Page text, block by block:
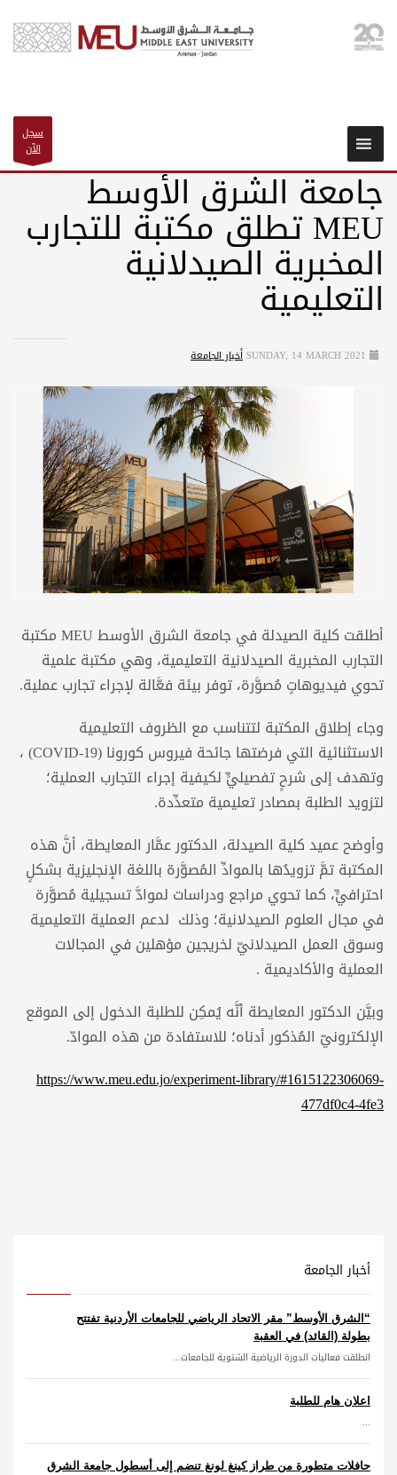
سجل
الآن
جامعة الشرق الأوسط
MEU تطلق مكتبة للتجارب
المخبرية الصيدلانية
التعليمية
SUNDAY, 14 MARCH 2021 أخبار الجامعة
أطلقت كلية الصيدلة في جامعة الشرق الأوسط MEU مكتبة
التجارب المخبرية الصيدلانية التعليمية، وهي مكتبة علمية
تحوي فيديوهاتٍ مُصوَّرة، توفر بيئة فعَّالة لإجراء تجارب عملية.
وجاء إطلاق المكتبة لتتناسب مع الظروف التعليمية
الاستثنائية التي فرضتها جائحة فيروس كورونا (COVID-19) ،
وتهدف إلى شرحٍ تفصيليٍّ لكيفية إجراء التجارب العملية؛
لتزويد الطلبة بمصادر تعليمية متعدِّدة.
وأوضح عميد كلية الصيدلة، الدكتور عمَّار المعايطة، أنَّ هذه
المكتبة تمَّ تزويدُها بالموادِّ المُصوَّرة باللغة الإنجليزية بشكلٍ
احترافيٍّ، كما تحوي مراجع ودراسات لموادَّ تسجيلية مُصوَّرة
في مجال العلوم الصيدلانية؛ وذلك لدعم العملية التعليمية
وسوق العمل الصيدلانيّ لخريجين مؤهلين في المجالات
العملية والأكاديمية .
وبيَّن الدكتور المعايطة أنَّه يُمكِن للطلبة الدخول إلى الموقع
الإلكترونيّ المُذكور أدناه؛ للاستفادة من هذه الموادّ.
https://www.meu.edu.jo/experiment-library/#1615122306069-
477df0c4-4fe3
أخبار الجامعة
“الشرق الأوسط” مقر الاتحاد الرياضي للجامعات الأردنية تفتتح
بطولة (القائد) في العقبة
انطلقت فعاليات الدورة الرياضية الشتوية للجامعات...
اعلان هام للطلبة
...
حافلات متطورة من طراز كينغ لونغ تنضم إلى أسطول جامعة الشرق